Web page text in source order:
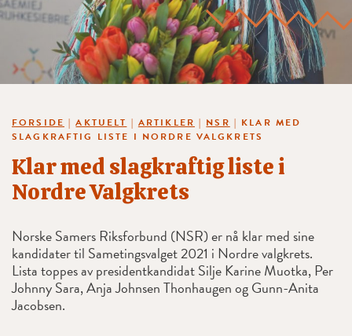
FORSIDE |AKTUELT | ARTIKLER | NSR | KLAR MED
SLAGKRAFTIG LISTE I NORDRE VALGKRETS
Klar med slagkraftig liste i
Nordre Valgkrets
Norske Samers Riksforbund (NSR) er nå klar med sine
kandidater til Sametingsvalget 2021 i Nordre valgkrets.
Lista toppes av presidentkandidat Silje Karine Muotka, Per
Johnny Sara, Anja Johnsen Thonhaugen og Gunn-Anita
Jacobsen.